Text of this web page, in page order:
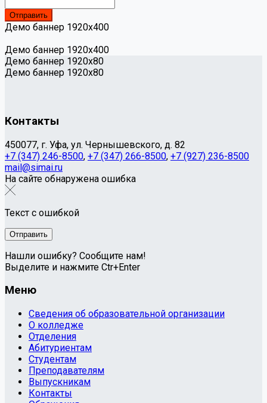
Демо баннер 1920х400
Демо баннер 1920х400
Демо баннер 1920x80
Демо баннер 1920x80
Контакты
450077, г. Уфа, ул. Чернышевского, д. 82
+7 (347) 246-8500, +7 (347) 266-8500, +7 (927) 236-8500
mail@simai.ru
На сайте обнаружена ошибка
Текст с ошибкой
Нашли ошибку? Сообщите нам!
Выделите и нажмите Ctr+Enter
Меню
Сведения об образовательной организации
О колледже
Отделения
Абитуриентам
Студентам
Преподавателям
Выпускникам
Контакты